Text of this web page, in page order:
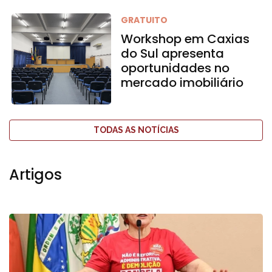
GRATUITO
Workshop em Caxias
do Sul apresenta
oportunidades no
mercado imobiliário
TODAS AS NOTÍCIAS
Artigos